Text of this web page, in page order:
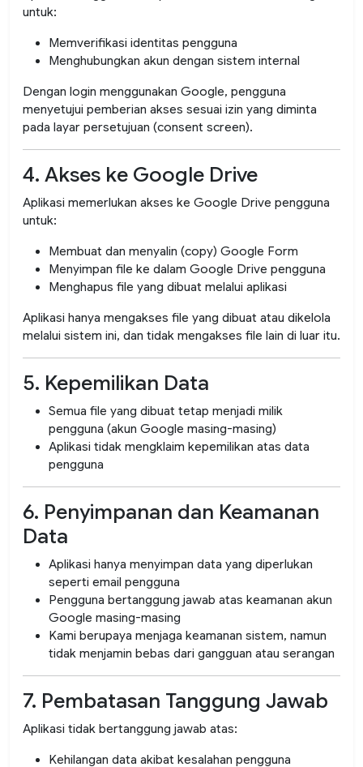
untuk:
Memverifikasi identitas pengguna
Menghubungkan akun dengan sistem internal
Dengan login menggunakan Google, pengguna
menyetujui pemberian akses sesuai izin yang diminta
pada layar persetujuan (consent screen).
4. Akses ke Google Drive
Aplikasi memerlukan akses ke Google Drive pengguna
untuk:
Membuat dan menyalin (copy) Google Form
Menyimpan file ke dalam Google Drive pengguna
Menghapus file yang dibuat melalui aplikasi
Aplikasi hanya mengakses file yang dibuat atau dikelola
melalui sistem ini, dan tidak mengakses file lain di luar itu.
5. Kepemilikan Data
Semua file yang dibuat tetap menjadi milik
pengguna (akun Google masing-masing)
Aplikasi tidak mengklaim kepemilikan atas data
pengguna
6. Penyimpanan dan Keamanan
Data
Aplikasi hanya menyimpan data yang diperlukan
seperti email pengguna
Pengguna bertanggung jawab atas keamanan akun
Google masing-masing
Kami berupaya menjaga keamanan sistem, namun
tidak menjamin bebas dari gangguan atau serangan
7. Pembatasan Tanggung Jawab
Aplikasi tidak bertanggung jawab atas:
Kehilangan data akibat kesalahan pengguna